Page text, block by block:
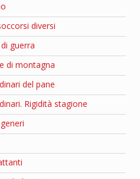
diversi
guerra
di montagna
del pane
Rigidità stagione